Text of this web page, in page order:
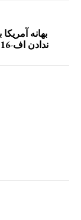
بهانه
ندادن اف-16 به اوکراین